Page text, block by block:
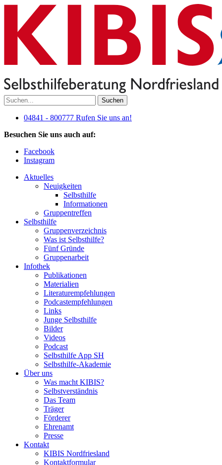
Suchen
04841 - 800777 Rufen Sie uns an!
Besuchen Sie uns auch auf:
Facebook
Instagram
Aktuelles
Neuigkeiten
Selbsthilfe
Informationen
Gruppentreffen
Selbsthilfe
Gruppenverzeichnis
Was ist Selbsthilfe?
Fünf Gründe
Gruppenarbeit
Infothek
Publikationen
Materialien
Literaturempfehlungen
Podcastempfehlungen
Links
Junge Selbsthilfe
Bilder
Videos
Podcast
Selbsthilfe App SH
Selbsthilfe-Akademie
Über uns
Was macht KIBIS?
Selbstverständnis
Das Team
Träger
Förderer
Ehrenamt
Presse
Kontakt
KIBIS Nordfriesland
Kontaktformular